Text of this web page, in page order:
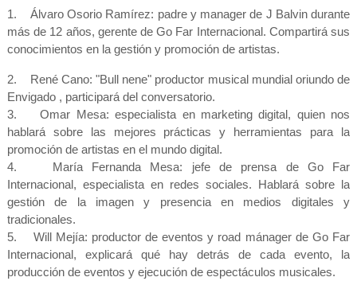
1. Álvaro Osorio Ramírez: padre y manager de J Balvin durante
más de 12 años, gerente de Go Far Internacional. Compartirá sus
conocimientos en la gestión y promoción de artistas.
2. René Cano: "Bull nene" productor musical mundial oriundo de
Envigado , participará del conversatorio.
3. Omar Mesa: especialista en marketing digital, quien nos
hablará sobre las mejores prácticas y herramientas para la
promoción de artistas en el mundo digital.
4. María Fernanda Mesa: jefe de prensa de Go Far
Internacional, especialista en redes sociales. Hablará sobre la
gestión de la imagen y presencia en medios digitales y
tradicionales.
5. Will Mejía: productor de eventos y road mánager de Go Far
Internacional, explicará qué hay detrás de cada evento, la
producción de eventos y ejecución de espectáculos musicales.